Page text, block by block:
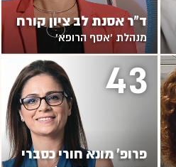
ד"ר אסנת לב ציון קורח
מנהלת 'אסף הרופא'
43
פרופ' מונא חורי כסברי